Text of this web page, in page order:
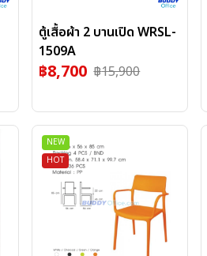
ตู้เสื้อผ้า 2 บานเปิด WRSL-
1509A
฿8,700 ฿15,900
NEW
HOT